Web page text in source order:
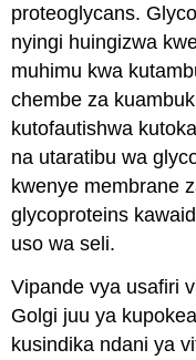
proteoglycans.
nyingi huingizwa
muhimu kwa
chembe za
kutofautishwa
na utaratibu wa
kwenye membrane
glycoproteins
uso wa seli.
Vipande vya usafiri
Golgi juu ya
kusindika ndani ya